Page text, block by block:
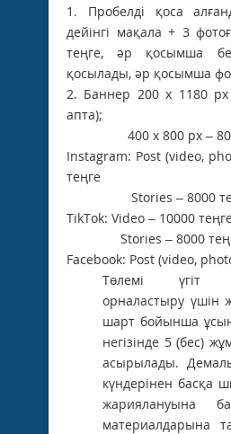
1. Пробелді қоса
дейінгі мақала + 3
теңге, әр қосымша
қосылады, әр қосымша
2. Баннер 200 х 1180 рх
апта);
400 х 800 рх – 8000
Instagram: Post (video,
теңге
Stories – 8000
TikTok: Video – 10000
Stories – 8000
Facebook: Post (video,
Төлемі үгіт
орналастыру үшін
шарт бойынша
негізінде 5 (бес)
асырылады.
күндерінен басқа
жариялануына
материалдарына